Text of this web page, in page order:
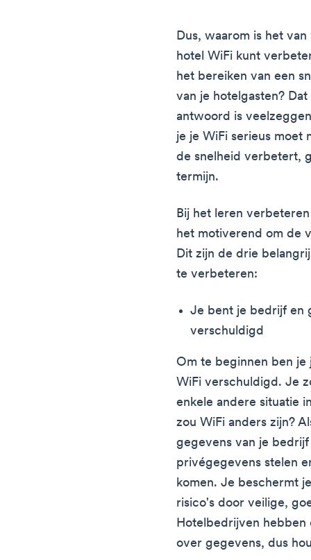
Dus, waarom is het
hotel WiFi kunt
het bereiken van een
van je hotelgasten?
antwoord is
je je WiFi serieus moet
de snelheid verbetert,
termijn.
Bij het leren
het motiverend om de
Dit zijn de drie
te verbeteren:
Je bent je bedrijf en
verschuldigd
Om te beginnen ben
WiFi verschuldigd. Je
enkele andere situatie
zou WiFi anders zijn?
gegevens van je
privégegevens stelen
komen. Je beschermt
risico's door veilige,
Hotelbedrijven
over gegevens, dus